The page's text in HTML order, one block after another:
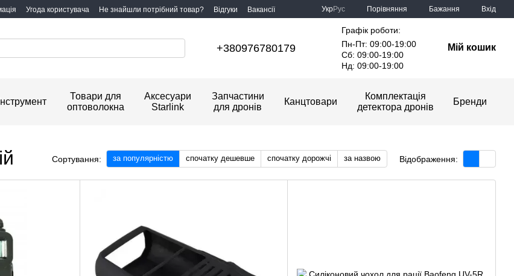
Угода користувача Не знайшли потрібний товар? Відгуки Вакансії УкрРус Порівняння Бажання Вхід
+380976780179
Графік роботи:
Пн-Пт: 09:00-19:00
Сб: 09:00-19:00
Нд: 09:00-19:00
Мій кошик
Інструмент
Товари для
оптоволокна
Аксесуари
Starlink
Запчастини
для дронів
Канцтовари
Комплектація
детектора дронів
Бренди
Сортування: за популярністю спочатку дешевше спочатку дорожчі за назвою Відображення: